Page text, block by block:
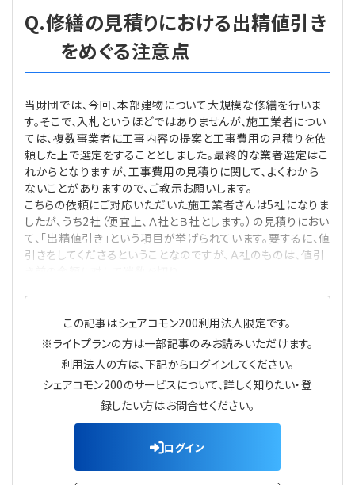
NEWS・TOPIC・特報
【連載】オピニオンリーダーのnote
【連載】公益法人運営実務の処方箋
【連載】公益法人会計検定試験一問一答
【連載】公益法人のための「新公益信託」活用戦略
【連載】事例に学ぶ立入検査で想定される指摘事項
【連載】シェアコモン200インタビュー
【連載】実務と税務のポイント
【連載】事務局だよりPLUS
【連載】テーマで紐解く逆引きガイドライン
【連載】悩みと向き合う経営学
【連載】非営利法人AtoZei
【連載】労務管理の歩き方
【連載】AI活用のすすめ
【連載】IT実務一問一答
専門誌一覧
プライバシーポリシー
Q.修繕の見積りにおける出精値引き
をめぐる注意点
当財団では、今回、本部建物について大規模な修繕を行いま
す。そこで、入札というほどではありませんが、施工業者につい
ては、複数事業者に工事内容の提案と工事費用の見積りを依
頼した上で選定をすることとしました。最終的な業者選定はこ
れからとなりますが、工事費用の見積りに関して、よくわから
ないことがありますので、ご教示お願いします。
こちらの依頼にご対応いただいた施工業者さんは5社になりま
したが、うち2社（便宜上、Ａ社とＢ社とします。）の見積りにおい
て、「出精値引き」という項目が挙げられています。要するに、値
引きをしてくださるということなのですが、Ａ社のものは、値引
この記事はシェアコモン200利用法人限定です。
※ライトプランの方は一部記事のみお読みいただけます。
利用法人の方は、下記からログインしてください。
シェアコモン200のサービスについて、詳しく知りたい・登
録したい方はお問合せください。
ログイン